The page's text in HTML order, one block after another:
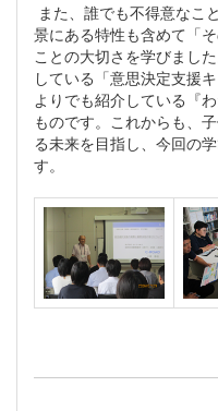
また、誰でも不得意なこ
景にある特性も含めて「
ことの大切さを学びまし
している「意思決定支援
よりでも紹介している『
ものです。これからも、
る未来を目指し、今回の
す。